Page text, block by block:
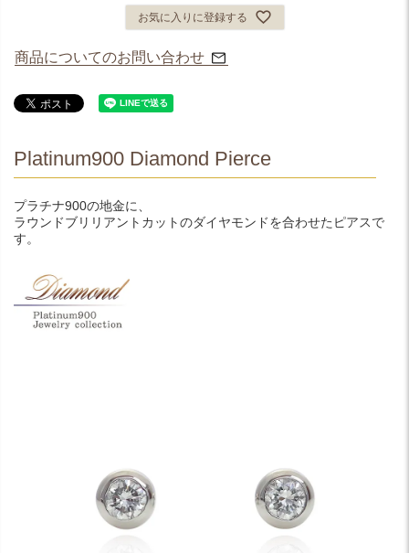
お気に入りに登録する
商品についてのお問い合わせ
Platinum900 Diamond Pierce
プラチナ900の地金に、
ラウンドブリリアントカットのダイヤモンドを合わせたピアスで
す。